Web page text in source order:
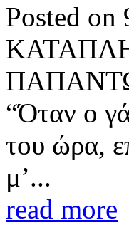
Posted on
“Όταν ο
του ώρα,
μ’...
read more